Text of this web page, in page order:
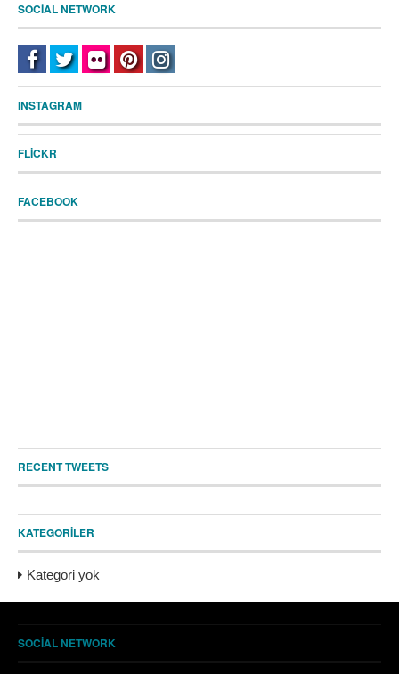
SOCIAL NETWORK
INSTAGRAM
FLICKR
FACEBOOK
RECENT TWEETS
KATEGORILER
Kategori yok
SOCIAL NETWORK